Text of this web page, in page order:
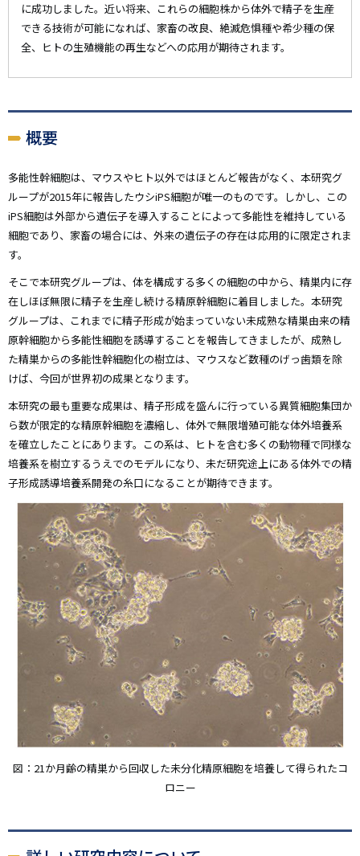
に成功しました。近い将来、これらの細胞株から体外で精子を生産
できる技術が可能になれば、家畜の改良、絶滅危惧種や希少種の保
全、ヒトの生殖機能の再生などへの応用が期待されます。
概要
多能性幹細胞は、マウスやヒト以外ではほとんど報告がなく、本研究グ
ループが2015年に報告したウシiPS細胞が唯一のものです。しかし、この
iPS細胞は外部から遺伝子を導入することによって多能性を維持している
細胞であり、家畜の場合には、外来の遺伝子の存在は応用的に限定されま
す。
そこで本研究グループは、体を構成する多くの細胞の中から、精巣内に存
在しほぼ無限に精子を生産し続ける精原幹細胞に着目しました。本研究
グループは、これまでに精子形成が始まっていない未成熟な精巣由来の精
原幹細胞から多能性細胞を誘導することを報告してきましたが、成熟し
た精巣からの多能性幹細胞化の樹立は、マウスなど数種のげっ歯類を除
けば、今回が世界初の成果となります。
本研究の最も重要な成果は、精子形成を盛んに行っている異質細胞集団か
ら数が限定的な精原幹細胞を濃縮し、体外で無限増殖可能な体外培養系
を確立したことにあります。この系は、ヒトを含む多くの動物種で同様な
培養系を樹立するうえでのモデルになり、未だ研究途上にある体外での精
子形成誘導培養系開発の糸口になることが期待できます。
図：21か月齢の精巣から回収した未分化精原細胞を培養して得られたコ
ロニー